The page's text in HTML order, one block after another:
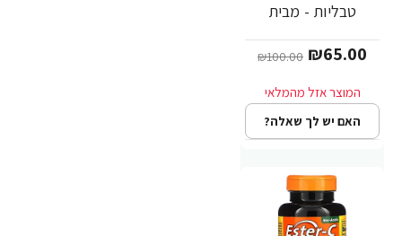
טבליות - מבית
₪65.00
₪100.00
האם יש לך שאלה?